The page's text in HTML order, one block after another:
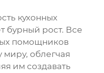
кухонных
бурный рост. Все
помощников
облегчая
им создавать